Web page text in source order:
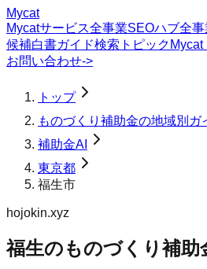
Mycat
Mycatサービス全事業SEOハブ全
候補白書ガイド検索トピック
お問い合わせ->
トップ
ものづくり補助金の地域別ガ
補助金AI
東京都
福生市
hojokin.xyz
福生のものづくり補助